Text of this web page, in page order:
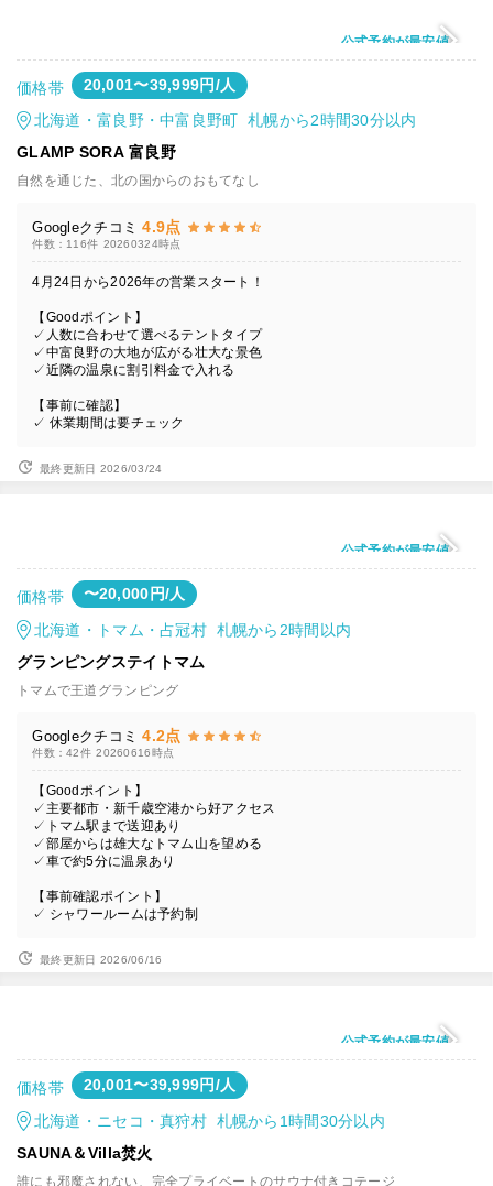
公式予約が最安値
価格帯 20,001〜39,999円/人
北海道・富良野・中富良野町 札幌から2時間30分以内
GLAMP SORA 富良野
自然を通じた、北の国からのおもてなし
Googleクチコミ 4.9点
件数：116件 20260324時点
4月24日から2026年の営業スタート！
【Goodポイント】
✓人数に合わせて選べるテントタイプ
✓中富良野の大地が広がる壮大な景色
✓近隣の温泉に割引料金で入れる
【事前に確認】
✓ 休業期間は要チェック
最終更新日 2026/03/24
公式予約が最安値
価格帯 〜20,000円/人
北海道・トマム・占冠村 札幌から2時間以内
グランピングステイトマム
トマムで王道グランピング
Googleクチコミ 4.2点
件数：42件 20260616時点
【Goodポイント】
✓主要都市・新千歳空港から好アクセス
✓トマム駅まで送迎あり
✓部屋からは雄大なトマム山を望める
✓車で約5分に温泉あり
【事前確認ポイント】
✓ シャワールームは予約制
最終更新日 2026/06/16
公式予約が最安値
価格帯 20,001〜39,999円/人
北海道・ニセコ・真狩村 札幌から1時間30分以内
SAUNA＆Villa焚火
誰にも邪魔されない、完全プライベートのサウナ付きコテージ